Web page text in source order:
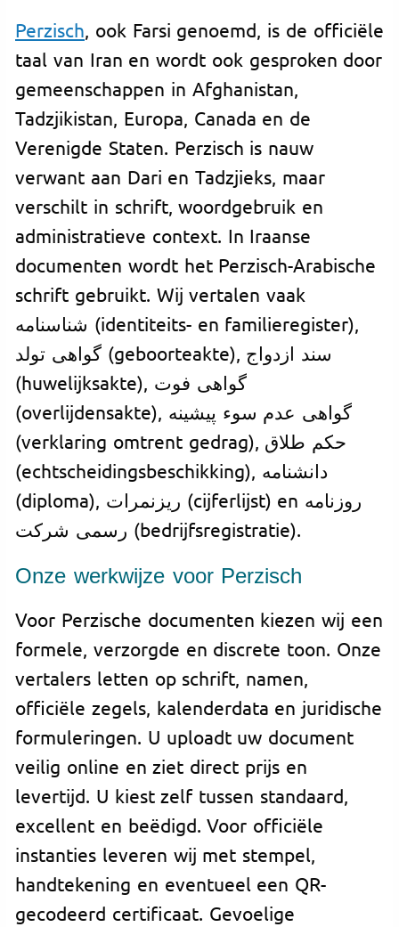
Perzisch , ook Farsi genoemd, is de officiële
taal van Iran en wordt ook gesproken door
gemeenschappen in Afghanistan,
Tadzjikistan, Europa, Canada en de
Verenigde Staten. Perzisch is nauw
verwant aan Dari en Tadzjieks, maar
verschilt in schrift, woordgebruik en
administratieve context. In Iraanse
documenten wordt het Perzisch-Arabische
schrift gebruikt. Wij vertalen vaak
شناسنامه (identiteits- en familieregister),
گواهی تولد (geboorteakte), سند ازدواج
(huwelijksakte), گواهی فوت
(overlijdensakte), گواهی عدم سوء پیشینه
(verklaring omtrent gedrag), حکم طلاق
(echtscheidingsbeschikking), دانشنامه
(diploma), ریزنمرات (cijferlijst) en روزنامه
رسمی شرکت (bedrijfsregistratie).
Onze werkwijze voor Perzisch
Voor Perzische documenten kiezen wij een
formele, verzorgde en discrete toon. Onze
vertalers letten op schrift, namen,
officiële zegels, kalenderdata en juridische
formuleringen. U uploadt uw document
veilig online en ziet direct prijs en
levertijd. U kiest zelf tussen standaard,
excellent en beëdigd. Voor officiële
instanties leveren wij met stempel,
handtekening en eventueel een QR-
gecodeerd certificaat. Gevoelige